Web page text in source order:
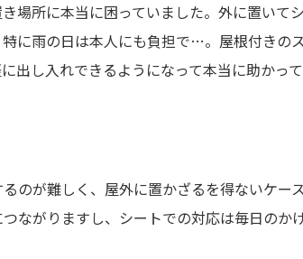
場所に本当に困っていました。外に置いて
に雨の日は本人にも負担で…。屋根付きの
出し入れできるようになって本当に助かって
のが難しく、屋外に置かざるを得ないケー
ながりますし、シートでの対応は毎日のか